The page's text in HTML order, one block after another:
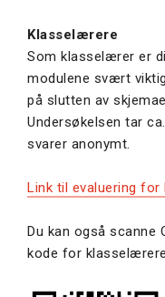
Klasselærere
Som klasselærer er
modulene svært
på slutten av
Undersøkelsen tar
svarer anonymt.
Link til evaluering
Du kan også scanne
kode for